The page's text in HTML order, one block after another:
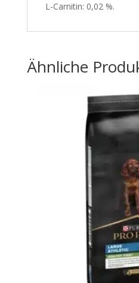
L-Carnitin: 0,02 %.
Ähnliche